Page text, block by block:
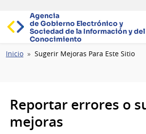
Agencia
de Gobierno Electrónico y
Sociedad de la Información y del
Conocimiento
Ruta
Inicio Sugerir Mejoras Para Este Sitio
Reportar errores o
mejoras